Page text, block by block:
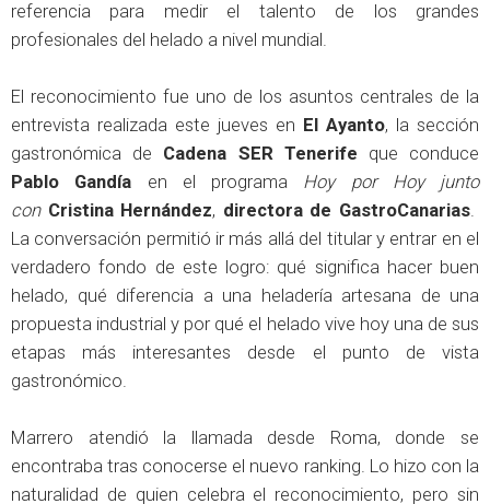
referencia para medir el talento de los grandes
profesionales del helado a nivel mundial.
El reconocimiento fue uno de los asuntos centrales de la
entrevista realizada este jueves en El Ayanto, la sección
gastronómica de Cadena SER Tenerife que conduce
Pablo Gandía en el programa Hoy por Hoy junto
con Cristina Hernández, directora de GastroCanarias.
La conversación permitió ir más allá del titular y entrar en el
verdadero fondo de este logro: qué significa hacer buen
helado, qué diferencia a una heladería artesana de una
propuesta industrial y por qué el helado vive hoy una de sus
etapas más interesantes desde el punto de vista
gastronómico.
Marrero atendió la llamada desde Roma, donde se
encontraba tras conocerse el nuevo ranking. Lo hizo con la
naturalidad de quien celebra el reconocimiento, pero sin